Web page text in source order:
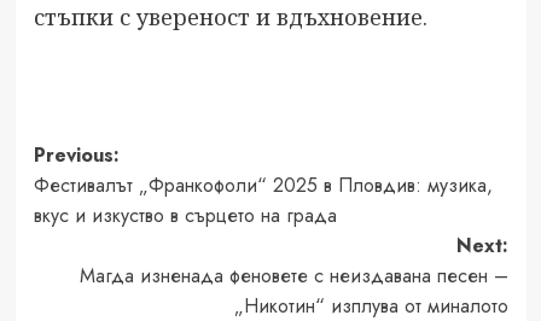
стъпки с увереност и вдъхновение.
Post
navigation
Previous:
Фестивалът „Франкофоли“ 2025 в Пловдив: музика,
вкус и изкуство в сърцето на града
Next:
Магда изненада феновете с неиздавана песен –
„Никотин“ изплува от миналото